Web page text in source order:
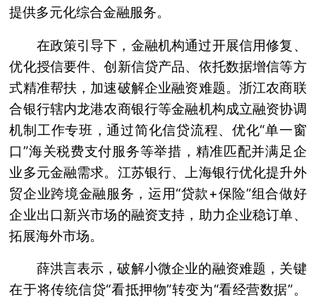
提供多元化综合金融服务。
在政策引导下，金融机构通过开展信用修复、
优化授信要件、创新信贷产品、依托数据增信等方
式精准帮扶，加速破解企业融资难题。浙江农商联
合银行辖内龙港农商银行等金融机构成立融资协调
机制工作专班，通过简化信贷流程、优化“单一窗
口”海关税费支付服务等举措，精准匹配并满足企
业多元金融需求。江苏银行、上海银行优化提升外
贸企业跨境金融服务，运用“贷款+保险”组合做好
企业出口新兴市场的融资支持，助力企业稳订单、
拓展海外市场。
薛洪言表示，破解小微企业的融资难题，关键
在于将传统信贷“看抵押物”转变为“看经营数据”。